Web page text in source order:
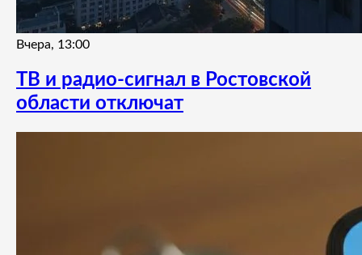
Вчера, 13:00
ТВ и радио-сигнал в Ростовской
области отключат